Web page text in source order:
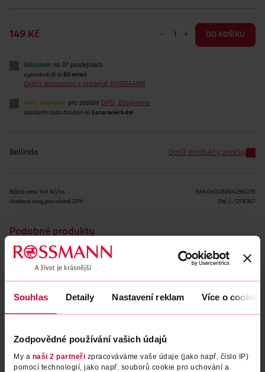
Souhlas Detaily Nastavení reklam Více o cookies
Zodpovědné používání vašich údajů
My a naši 2 partneři zpracováváme vaše údaje (jako např. číslo IP)
pomocí technologií, jako např. souborů cookie pro uchování a
149 Kč - + DO KOŠÍKU
Skladem na 37 prodejnách
vyzvednutí již za 60 minut
Ověřit dostupnost v prodejně ROSSMANN
Není skladem pro zaslání DPD, Zásilkovna
standardní doba doručení do 3 pracovních dní
Bellinda Další produkty značky
Běžná cena: 149 Kč/ks
Uvedené ceny jsou včetně DPH
EAN 04008064296076
Obj. č.: 1276367
Podobné produkty